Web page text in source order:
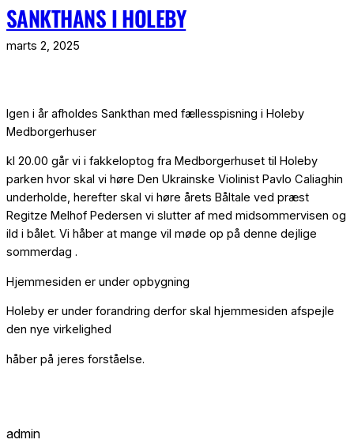
Spring
til
indhold
SANKTHANS I HOLEBY
marts 2, 2025
Igen i år afholdes Sankthan med fællesspisning i Holeby
Medborgerhuser
kl 20.00 går vi i fakkeloptog fra Medborgerhuset til Holeby
parken hvor skal vi høre Den Ukrainske Violinist Pavlo Caliaghin
underholde, herefter skal vi høre årets Båltale ved præst
Regitze Melhof Pedersen vi slutter af med midsommervisen og
ild i bålet. Vi håber at mange vil møde op på denne dejlige
sommerdag .
Hjemmesiden er under opbygning
Holeby er under forandring derfor skal hjemmesiden afspejle
den nye virkelighed
håber på jeres forståelse.
admin